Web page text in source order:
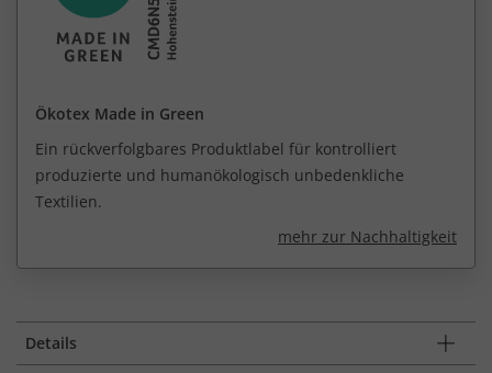
Ökotex Made in Green
Ein rückverfolgbares Produktlabel für kontrolliert
produzierte und humanökologisch unbedenkliche
Textilien.
mehr zur Nachhaltigkeit
Details